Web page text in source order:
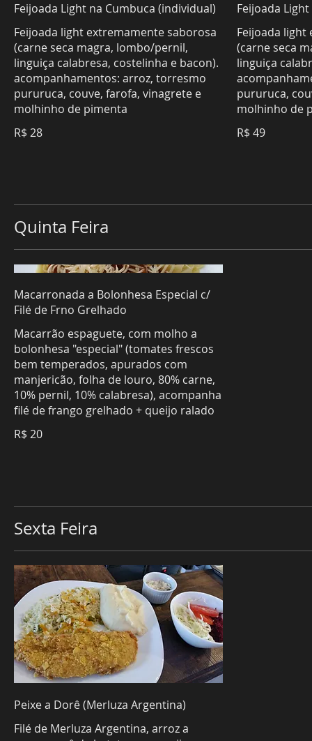
Feijoada Light na Cumbuca (individual)
Feijoada light extremamente saborosa
(carne seca magra, lombo/pernil,
linguiça calabresa, costelinha e bacon).
acompanhamentos: arroz, torresmo
pururuca, couve, farofa, vinagrete e
molhinho de pimenta
R$ 28
Feijoada
Feijoada
(carne seca
linguiça
pururuca,
molhinho de
R$ 49
Quinta Feira
Macarronada a Bolonhesa Especial c/
Filé de Frno Grelhado
Macarrão espaguete, com molho a
bolonhesa "especial" (tomates frescos
bem temperados, apurados com
manjericão, folha de louro, 80% carne,
10% pernil, 10% calabresa), acompanha
filé de frango grelhado + queijo ralado
R$ 20
Sexta Feira
Peixe a Dorê (Merluza Argentina)
Filé de Merluza Argentina, arroz a